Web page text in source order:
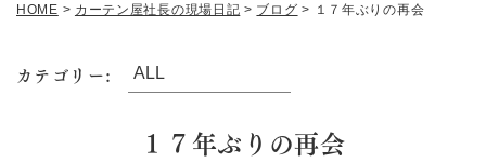
HOME > カーテン屋社長の現場日記 > ブログ > １７年ぶりの再会
カテゴリー:
１７年ぶりの再会